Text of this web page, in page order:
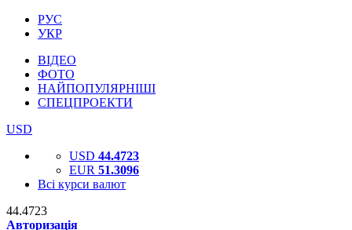
РУС
УКР
ВІДЕО
ФОТО
НАЙПОПУЛЯРНІШІ
СПЕЦПРОЕКТИ
USD
USD 44.4723
EUR 51.3096
Всі курси валют
44.4723
Авторизація